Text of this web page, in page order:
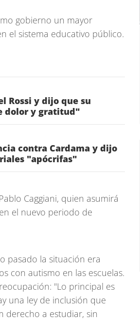
gobierno un mayor
el sistema educativo público.
Rossi y dijo que su
dolor y gratitud"
contra Cardama y dijo
"apócrifas"
Caggiani, quien asumirá
el nuevo periodo de
pasado la situación era
con autismo en las escuelas.
"Lo principal es
una ley de inclusión que
derecho a estudiar, sin